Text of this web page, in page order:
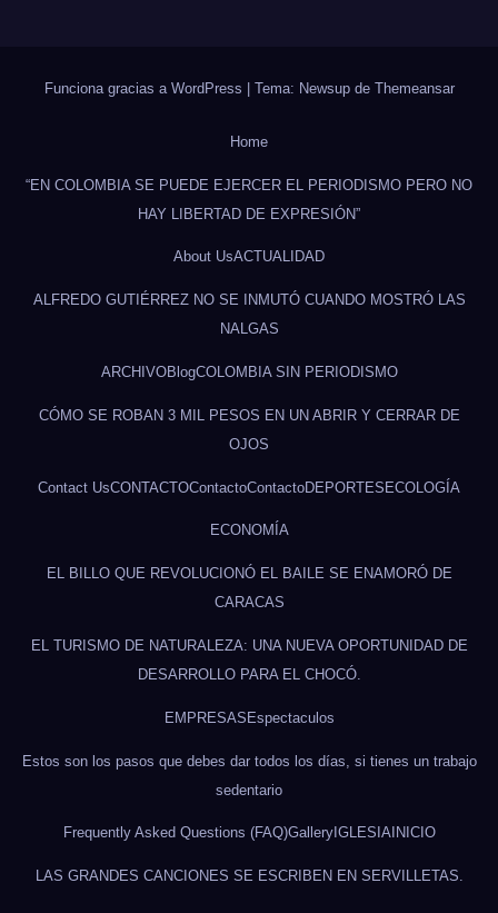
Funciona gracias a WordPress | Tema: Newsup de Themeansar
Home
“EN COLOMBIA SE PUEDE EJERCER EL PERIODISMO PERO NO
HAY LIBERTAD DE EXPRESIÓN”
About UsACTUALIDAD
ALFREDO GUTIÉRREZ NO SE INMUTÓ CUANDO MOSTRÓ LAS
NALGAS
ARCHIVOBlogCOLOMBIA SIN PERIODISMO
CÓMO SE ROBAN 3 MIL PESOS EN UN ABRIR Y CERRAR DE
OJOS
Contact UsCONTACTOContactoContactoDEPORTESECOLOGÍA
ECONOMÍA
EL BILLO QUE REVOLUCIONÓ EL BAILE SE ENAMORÓ DE
CARACAS
EL TURISMO DE NATURALEZA: UNA NUEVA OPORTUNIDAD DE
DESARROLLO PARA EL CHOCÓ.
EMPRESASEspectaculos
Estos son los pasos que debes dar todos los días, si tienes un trabajo
sedentario
Frequently Asked Questions (FAQ)GalleryIGLESIAINICIO
LAS GRANDES CANCIONES SE ESCRIBEN EN SERVILLETAS.